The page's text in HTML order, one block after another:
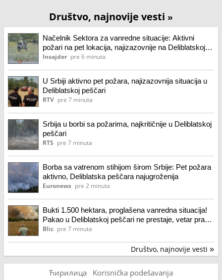
Društvo, najnovije vesti »
Načelnik Sektora za vanredne situacije: Aktivni
požari na pet lokacija, najizazovnije na Deliblatskoj
peščari
Insajder pre 6 minuta
U Srbiji aktivno pet požara, najizazovnija situacija u
Deliblatskoj peščari
RTV pre 7 minuta
Srbija u borbi sa požarima, najkritičnije u Deliblatskoj
peščari
RTS pre 7 minuta
Borba sa vatrenom stihijom širom Srbije: Pet požara
aktivno, Deliblatska peščara najugroženija
Euronews pre 2 minuta
Bukti 1.500 hektara, proglašena vanredna situacija!
Pakao u Deliblatskoj peščari ne prestaje, vetar pravi
dodatni haos: Šumarak spasen u poslednjem
Blic pre 7 minuta
Društvo, najnovije vesti »
Ћирилица Korisnička podešavanja